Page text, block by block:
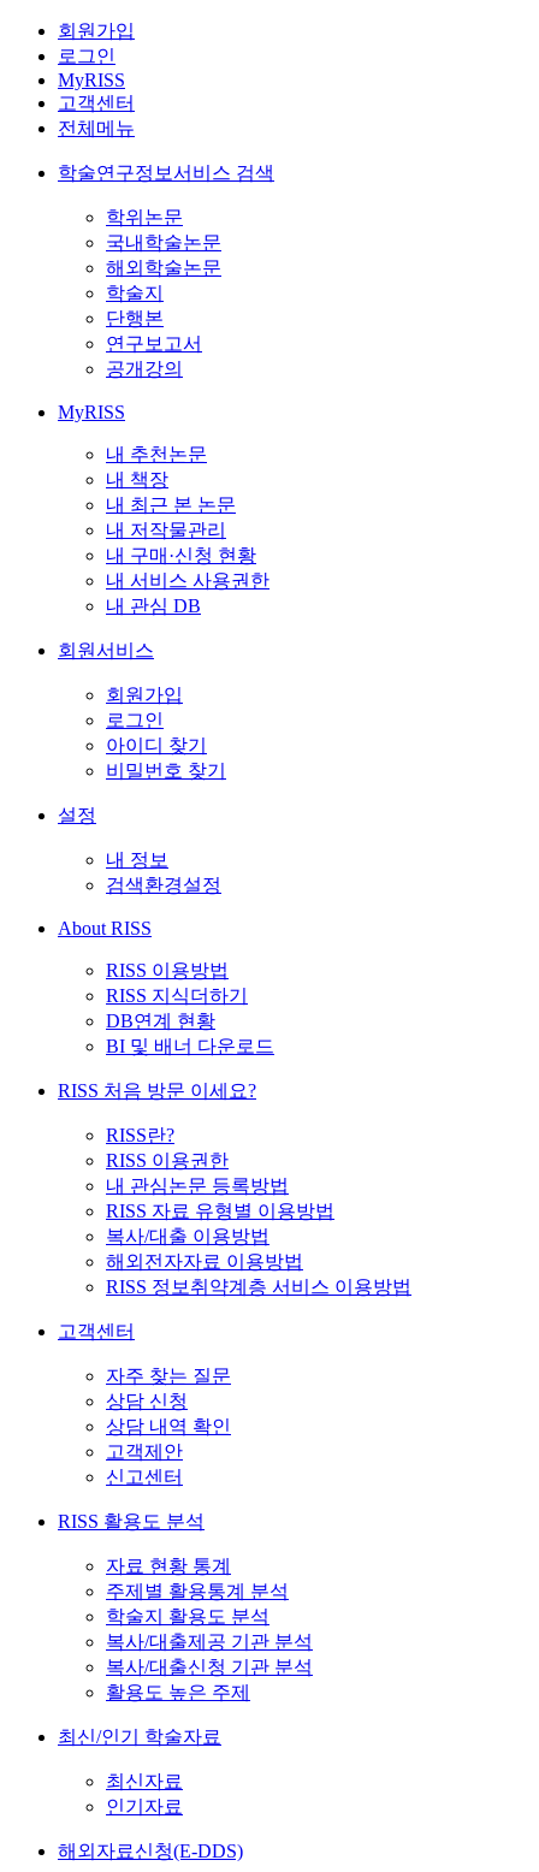
회원가입
로그인
MyRISS
고객센터
전체메뉴
학술연구정보서비스 검색
학위논문
국내학술논문
해외학술논문
학술지
단행본
연구보고서
공개강의
MyRISS
내 추천논문
내 책장
내 최근 본 논문
내 저작물관리
내 구매·신청 현황
내 서비스 사용권한
내 관심 DB
회원서비스
회원가입
로그인
아이디 찾기
비밀번호 찾기
설정
내 정보
검색환경설정
About RISS
RISS 이용방법
RISS 지식더하기
DB연계 현황
BI 및 배너 다운로드
RISS 처음 방문 이세요?
RISS란?
RISS 이용권한
내 관심논문 등록방법
RISS 자료 유형별 이용방법
복사/대출 이용방법
해외전자자료 이용방법
RISS 정보취약계층 서비스 이용방법
고객센터
자주 찾는 질문
상담 신청
상담 내역 확인
고객제안
신고센터
RISS 활용도 분석
자료 현황 통계
주제별 활용통계 분석
학술지 활용도 분석
복사/대출제공 기관 분석
복사/대출신청 기관 분석
활용도 높은 주제
최신/인기 학술자료
최신자료
인기자료
해외자료신청(E-DDS)